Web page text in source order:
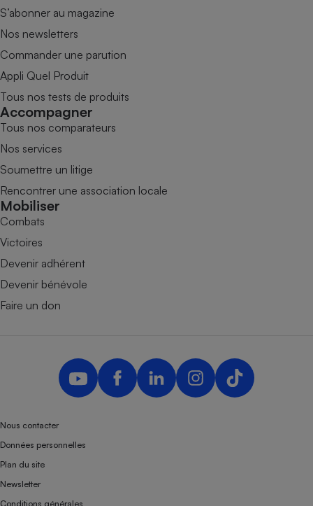
S’abonner au magazine
Nos newsletters
Commander une parution
Appli Quel Produit
Tous nos tests de produits
Accompagner
Tous nos comparateurs
Nos services
Soumettre un litige
Rencontrer une association locale
Mobiliser
Combats
Victoires
Devenir adhérent
Devenir bénévole
Faire un don
Nous contacter
Données personnelles
Plan du site
Newsletter
Conditions générales